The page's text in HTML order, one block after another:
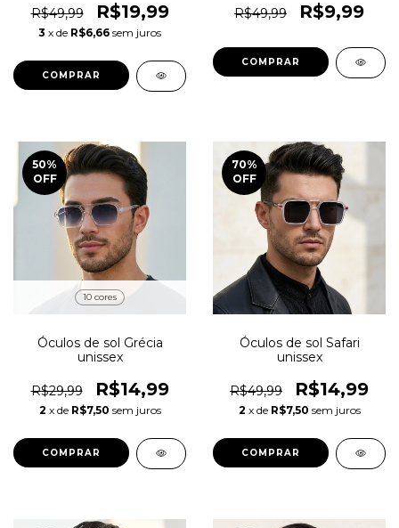
R$49,99 R$19,99
3 x de R$6,66 sem juros
COMPRAR
R$49,99 R$9,99
COMPRAR
50%
OFF
10 cores
Óculos de sol Grécia
unissex
R$29,99 R$14,99
2 x de R$7,50 sem juros
COMPRAR
70%
OFF
Óculos de sol Safari
unissex
R$49,99 R$14,99
2 x de R$7,50 sem juros
COMPRAR